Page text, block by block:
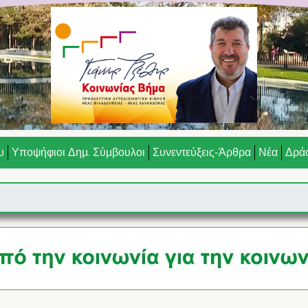
Υποψήφιοι Δημ. Σύμβουλοι Συνεντεύξεις-Άρθρα Νέα